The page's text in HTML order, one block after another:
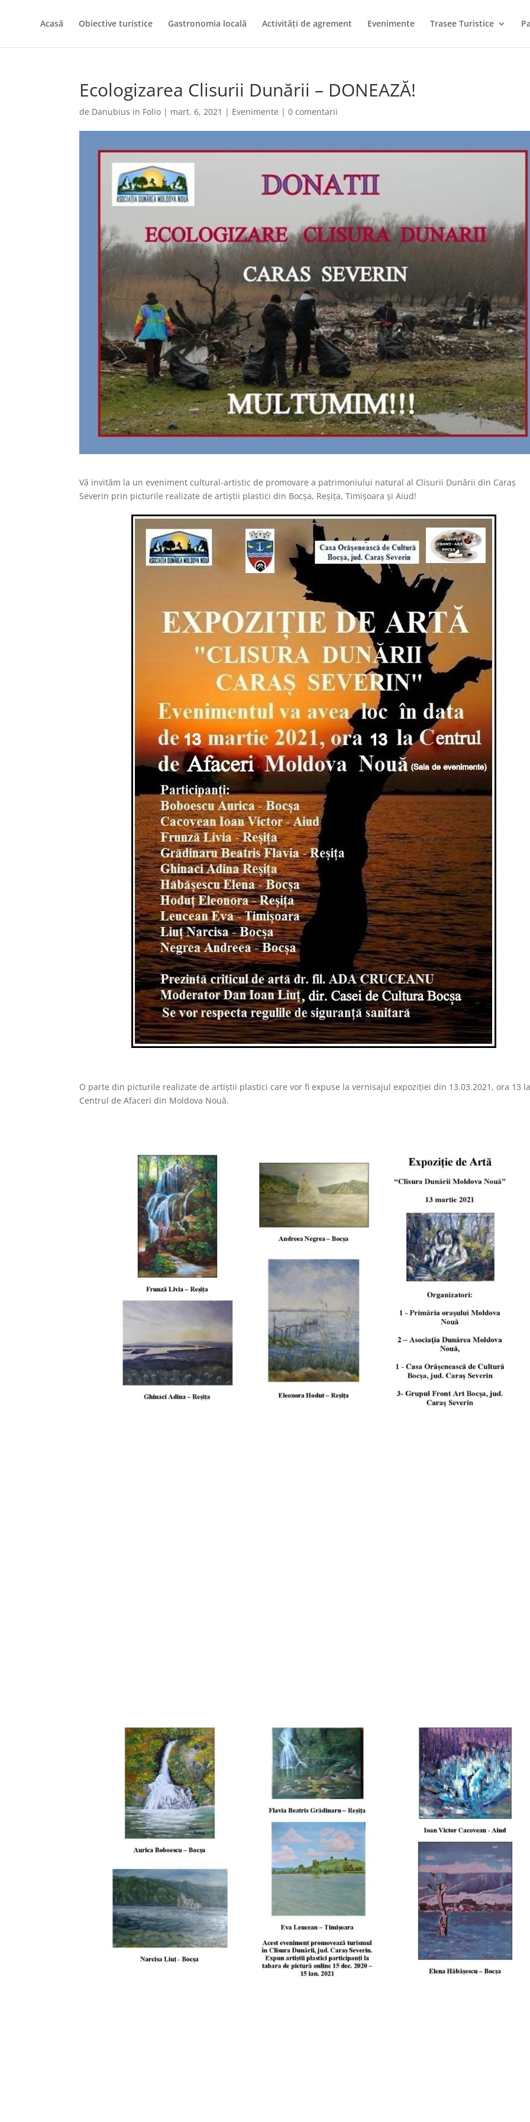
Acasă Obiective turistice Gastronomia locală Activități de agrement Evenimente Trasee Turistice
Ecologizarea Clisurii Dunării – DONEAZĂ!
de Danubius in Folio | mart. 6, 2021 | Evenimente |0 comentarii
Vă invităm la un eveniment cultural-artistic de promovare a patrimoniului natural al Clisurii Dunării din Caraș
Severin prin picturile realizate de artiștii plastici din Bocșa, Reșița, Timișoara și Aiud!
O parte din picturile realizate de artiștii plastici care vor fi expuse la vernisajul expoziției din 13.03.2021, ora 13
Centrul de Afaceri din Moldova Nouă.